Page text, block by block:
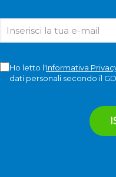
Ho letto l'Informativa
dati personali secondo il